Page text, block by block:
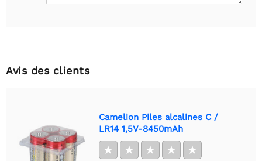
Avis des clients
Camelion Piles alcalines C /
LR14 1,5V-8450mAh
★ ★ ★ ★ ★